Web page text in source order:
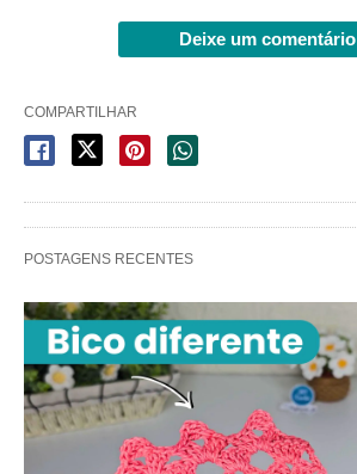
Deixe um comentário
COMPARTILHAR
POSTAGENS RECENTES